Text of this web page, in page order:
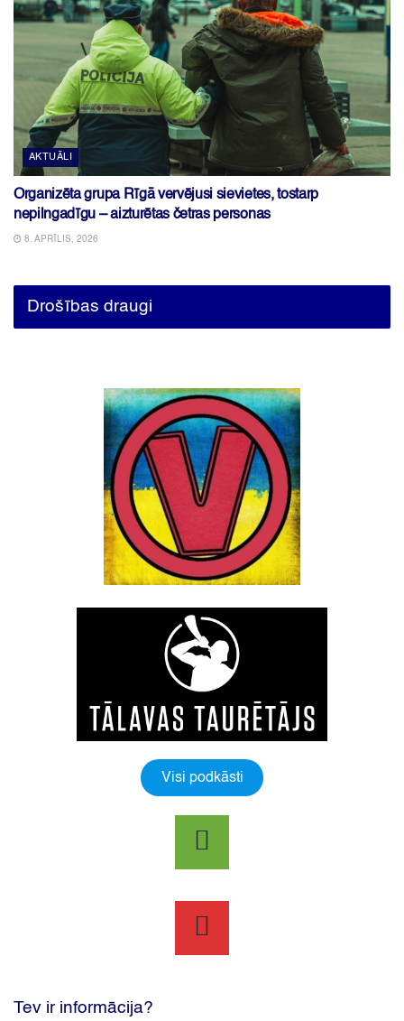
AKTUĀLI
Organizēta grupa Rīgā vervējusi sievietes, tostarp
nepilngadīgu – aizturētas četras personas
8. APRĪLIS, 2026
Drošības draugi
Visi podkāsti
Tev ir informācija?